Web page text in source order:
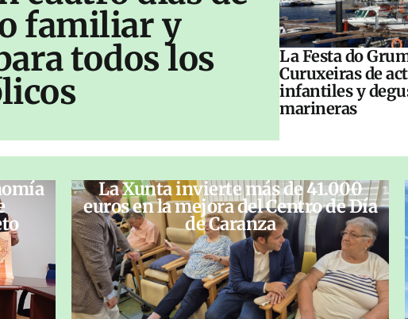
familiar y
todos los
La Festa do
Curuxeiras de
infantiles y
marineras
La Xunta invierte más de 41.000
euros en la mejora del Centro de Día
de Caranza